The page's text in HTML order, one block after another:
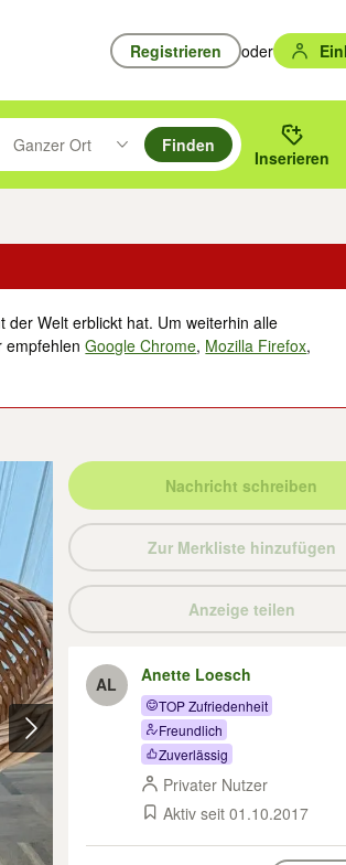
Registrieren oder
oben/unten durchsuchen und mit
drücken um zu suchen, oder
Ganzer Ort
Suche im Umkreis des gewählten Orts oder PLZ.
Finden
Inserieren
der Welt erblickt hat. Um weiterhin alle
empfehlenGoogle Chrome, Mozilla Firefox,
Nachricht schreiben
Zur Merkliste hinzufügen
Anzeige teilen
AL Anette Loesch
TOP Zufriedenheit
Freundlich
Zuverlässig
Privater Nutzer
Aktiv seit 01.10.2017